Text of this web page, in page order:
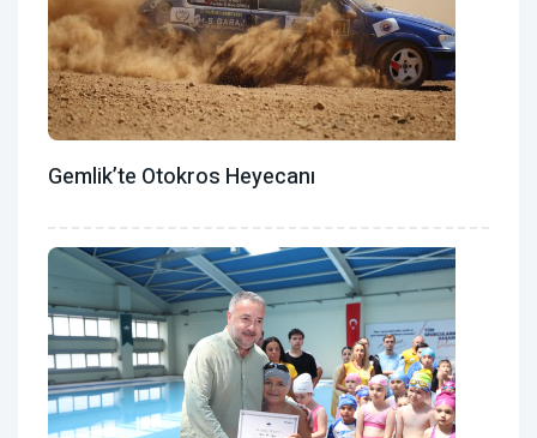
Gemlik’te Otokros Heyecanı